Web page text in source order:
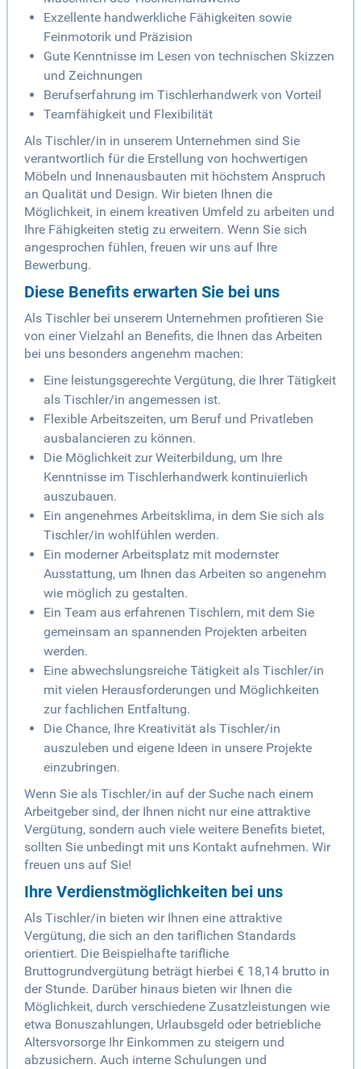
Exzellente handwerkliche Fähigkeiten sowie
Feinmotorik und Präzision
Gute Kenntnisse im Lesen von technischen Skizzen
und Zeichnungen
Berufserfahrung im Tischlerhandwerk von Vorteil
Teamfähigkeit und Flexibilität
Als Tischler/in in unserem Unternehmen sind Sie
verantwortlich für die Erstellung von hochwertigen
Möbeln und Innenausbauten mit höchstem Anspruch
an Qualität und Design. Wir bieten Ihnen die
Möglichkeit, in einem kreativen Umfeld zu arbeiten und
Ihre Fähigkeiten stetig zu erweitern. Wenn Sie sich
angesprochen fühlen, freuen wir uns auf Ihre
Bewerbung.
Diese Benefits erwarten Sie bei uns
Als Tischler bei unserem Unternehmen profitieren Sie
von einer Vielzahl an Benefits, die Ihnen das Arbeiten
bei uns besonders angenehm machen:
Eine leistungsgerechte Vergütung, die Ihrer Tätigkeit
als Tischler/in angemessen ist.
Flexible Arbeitszeiten, um Beruf und Privatleben
ausbalancieren zu können.
Die Möglichkeit zur Weiterbildung, um Ihre
Kenntnisse im Tischlerhandwerk kontinuierlich
auszubauen.
Ein angenehmes Arbeitsklima, in dem Sie sich als
Tischler/in wohlfühlen werden.
Ein moderner Arbeitsplatz mit modernster
Ausstattung, um Ihnen das Arbeiten so angenehm
wie möglich zu gestalten.
Ein Team aus erfahrenen Tischlern, mit dem Sie
gemeinsam an spannenden Projekten arbeiten
werden.
Eine abwechslungsreiche Tätigkeit als Tischler/in
mit vielen Herausforderungen und Möglichkeiten
zur fachlichen Entfaltung.
Die Chance, Ihre Kreativität als Tischler/in
auszuleben und eigene Ideen in unsere Projekte
einzubringen.
Wenn Sie als Tischler/in auf der Suche nach einem
Arbeitgeber sind, der Ihnen nicht nur eine attraktive
Vergütung, sondern auch viele weitere Benefits bietet,
sollten Sie unbedingt mit uns Kontakt aufnehmen. Wir
freuen uns auf Sie!
Ihre Verdienstmöglichkeiten bei uns
Als Tischler/in bieten wir Ihnen eine attraktive
Vergütung, die sich an den tariflichen Standards
orientiert. Die Beispielhafte tarifliche
Bruttogrundvergütung beträgt hierbei € 18,14 brutto in
der Stunde. Darüber hinaus bieten wir Ihnen die
Möglichkeit, durch verschiedene Zusatzleistungen wie
etwa Bonuszahlungen, Urlaubsgeld oder betriebliche
Altersvorsorge Ihr Einkommen zu steigern und
abzusichern. Auch interne Schulungen und